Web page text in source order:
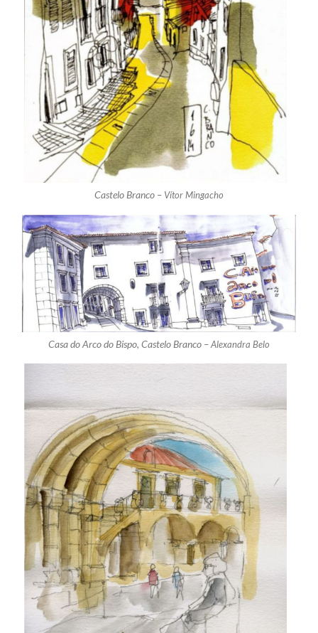
Castelo Branco – Vítor Mingacho
Casa do Arco do Bispo, Castelo Branco –Alexandra Belo